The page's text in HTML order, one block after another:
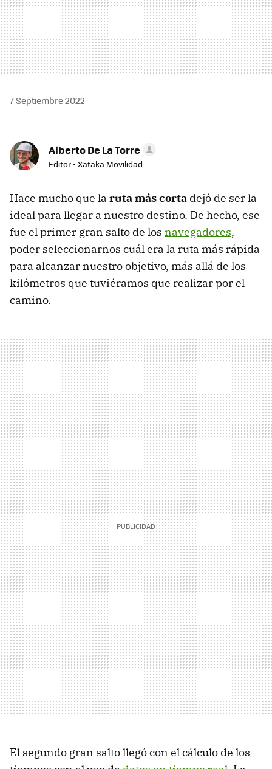
7 Septiembre 2022
Alberto De La Torre
Editor - Xataka Movilidad
Hace mucho que la ruta más corta dejó de ser la
ideal para llegar a nuestro destino. De hecho, ese
fue el primer gran salto de los navegadores,
poder seleccionarnos cuál era la ruta más rápida
para alcanzar nuestro objetivo, más allá de los
kilómetros que tuviéramos que realizar por el
camino.
El segundo gran salto llegó con el cálculo de los